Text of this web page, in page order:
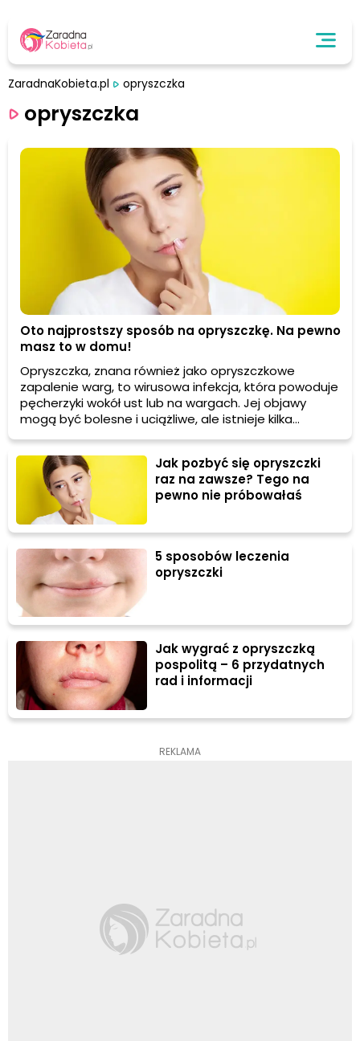
ZaradnaKobieta.pl opryszczka
opryszczka
Oto najprostszy sposób na opryszczkę. Na pewno
masz to w domu!
Opryszczka, znana również jako opryszczkowe
zapalenie warg, to wirusowa infekcja, która powoduje
pęcherzyki wokół ust lub na wargach. Jej objawy
mogą być bolesne i uciążliwe, ale istnieje kilka
domowych sposobów na złagodzenie dyskomfortu i
przyspieszenie procesu gojenia.
Jak pozbyć się opryszczki
raz na zawsze? Tego na
pewno nie próbowałaś
5 sposobów leczenia
opryszczki
Jak wygrać z opryszczką
pospolitą – 6 przydatnych
rad i informacji
REKLAMA